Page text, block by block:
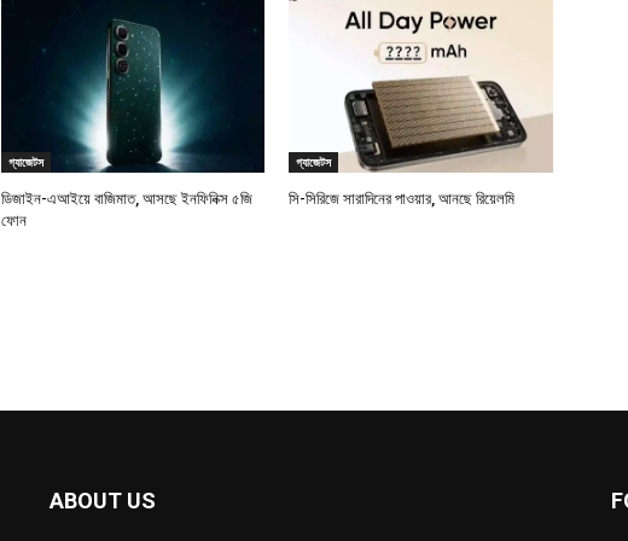
গ্যাজেটস
ডিজাইন-এআইয়ে বাজিমাত, আসছে ইনফিনিক্স ৫জি
ফোন
গ্যাজেটস
সি-সিরিজে সারাদিনের পাওয়ার, আনছে রিয়েলমি
ABOUT US